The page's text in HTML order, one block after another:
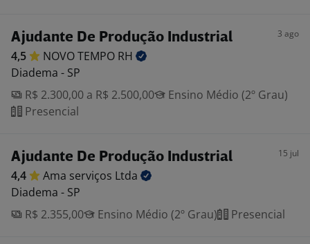
Ajudante De Produção Industrial 3 ago
4,5 NOVO TEMPO RH
Diadema - SP
R$ 2.300,00 a R$ 2.500,00
Ensino Médio (2º Grau)
Presencial
Ajudante De Produção Industrial 15 jul
4,4 Ama serviços Ltda
Diadema - SP
R$ 2.355,00
Ensino Médio (2º Grau) Presencial